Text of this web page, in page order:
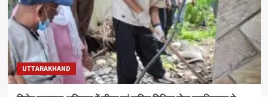
UTTARAKHAND